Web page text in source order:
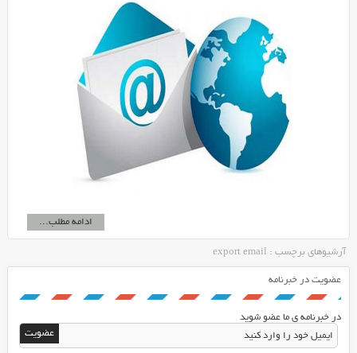
ادامه مطلب...
آرشیوهای برچسب : export email
عضویت در خبرنامه
در خبرنامه ی ما عضو شوید